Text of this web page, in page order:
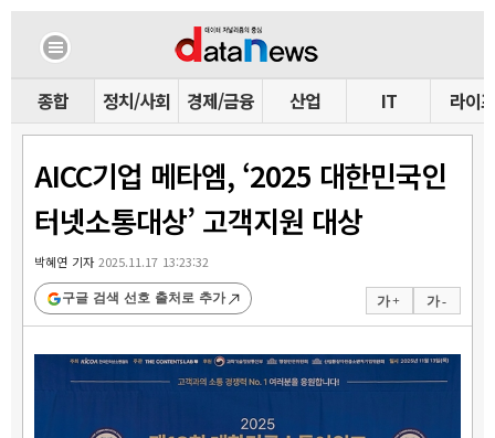
종합 정치/사회 경제/금융 산업 IT 라이프
AICC기업 메타엠, ‘2025 대한민국인
터넷소통대상’ 고객지원 대상
박혜연 기자2025.11.17 13:23:32
가 + 가 -
구글 검색 선호 출처로 추가